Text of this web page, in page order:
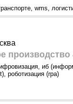
, wms,
производство
, иб
, роботизация (rpa)